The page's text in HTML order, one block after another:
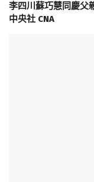
李四川蘇巧慧同慶父
中央社 CNA